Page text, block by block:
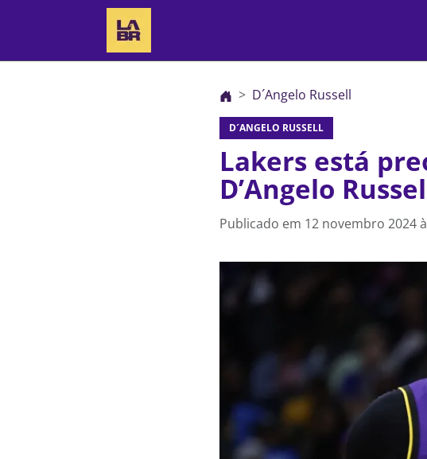
D´Angelo Russell
D´ANGELO RUSSELL
Lakers está
D’Angelo
Publicado em 12 novembro 2024